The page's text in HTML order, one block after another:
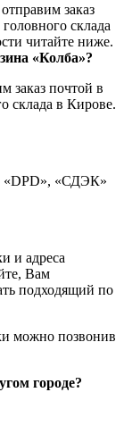
заказ
склада
читайте ниже.
«Колба»?
заказ почтой в
склада в Кирове.
«DPD», «СДЭК»
и адреса
Вам
подходящий по
можно позвонив
городе?